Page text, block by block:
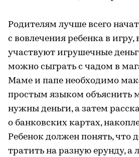
Родителям лучше всего
с вовлечения ребенка в игру,
участвуют игрушечные
можно сыграть с чадом в
Маме и папе необходимо
простым языком объяснить
нужны деньги, а затем
о банковских картах,
Ребенок должен понять, что
тратить на разную ерунду, а